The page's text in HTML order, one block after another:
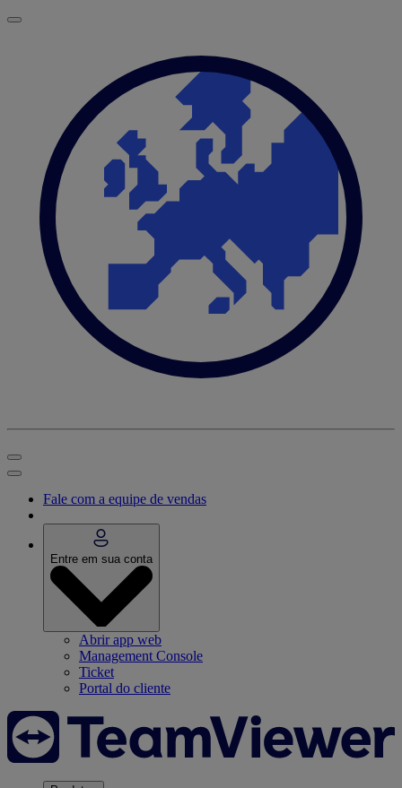
Fale com a equipe de vendas
Entre em sua conta
Abrir app web
Management Console
Ticket
Portal do cliente